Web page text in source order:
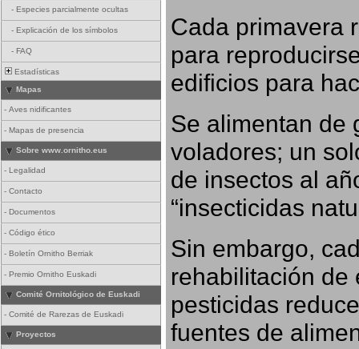
- Especies parcialmente ocultas
- Explicación de los símbolos
- FAQ
Estadísticas
Mapas
- Aves nidificantes
- Mapas de presencia
Sobre www.ornitho.eus
- Legalidad
- Contacto
- Documentos
- Código ético
- Boletín Ornitho Berriak
- Premio Ornitho Euskadi
Comité Ornitológico de Euskadi
- Comité de Rarezas de Euskadi
Proyectos
Cada primavera
para
edificios para
Se alimentan de
voladores; un
de insectos al
“insecticidas
Sin embargo,
rehabilitación de
pesticidas
fuentes de